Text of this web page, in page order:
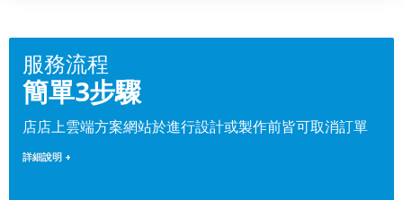
服務流程
簡單3步驟
店店上雲端方案網站於進行設計或製作前皆可取消訂單
詳細說明 +